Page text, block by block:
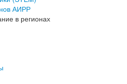
АИРР
в регионах